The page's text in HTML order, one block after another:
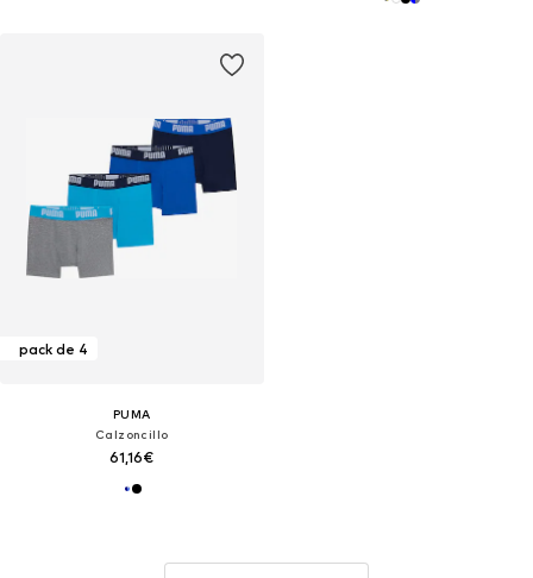
pack de 4
PUMA
Calzoncillo
61,16€